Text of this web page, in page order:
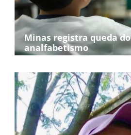
Minas registra queda do
analfabetismo